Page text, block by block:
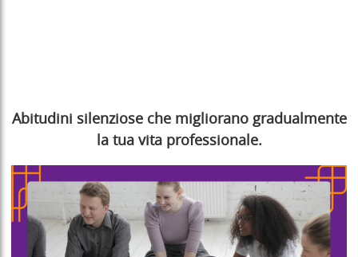
Abitudini silenziose che migliorano gradualmente
la tua vita professionale.